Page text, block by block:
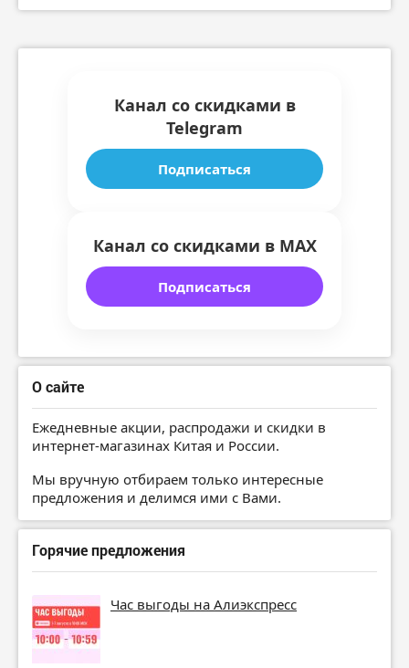
Канал со скидками в
Telegram
Подписаться
Канал со скидками в MAX
Подписаться
О сайте
Ежедневные акции, распродажи и скидки в
интернет-магазинах Китая и России.
Мы вручную отбираем только интересные
предложения и делимся ими с Вами.
Горячие предложения
Час выгоды на Алиэкспресс